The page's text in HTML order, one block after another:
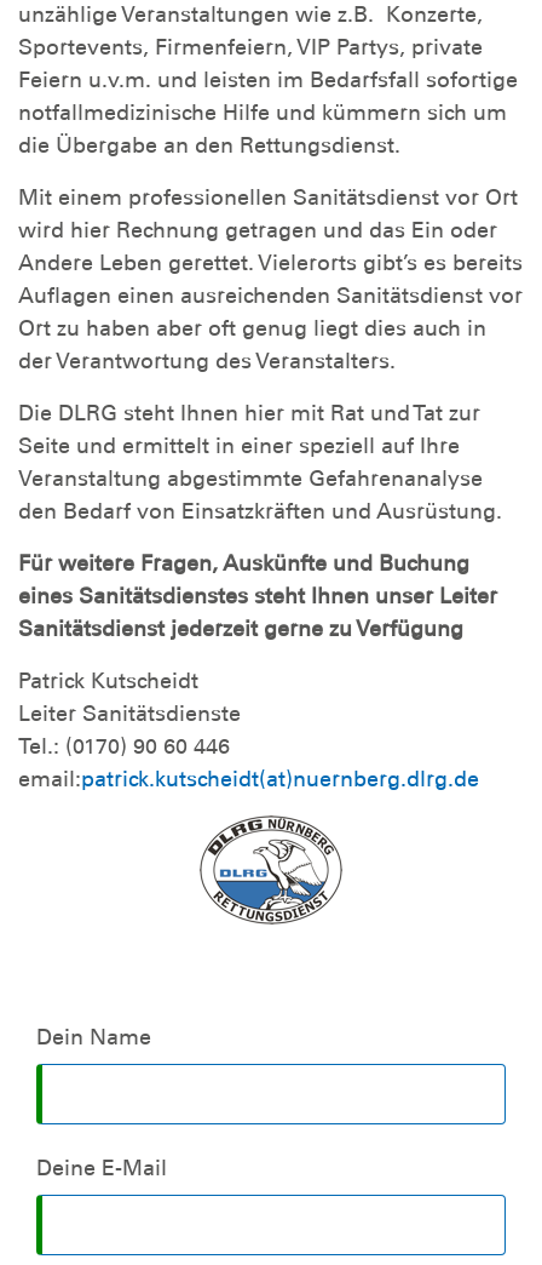
unzählige Veranstaltungen wie z.B. Konzerte,
Sportevents, Firmenfeiern, VIP Partys, private
Feiern u.v.m. und leisten im Bedarfsfall sofortige
notfallmedizinische Hilfe und kümmern sich um
die Übergabe an den Rettungsdienst.
Mit einem professionellen Sanitätsdienst vor Ort
wird hier Rechnung getragen und das Ein oder
Andere Leben gerettet. Vielerorts gibt’s es bereits
Auflagen einen ausreichenden Sanitätsdienst vor
Ort zu haben aber oft genug liegt dies auch in
der Verantwortung des Veranstalters.
Die DLRG steht Ihnen hier mit Rat und Tat zur
Seite und ermittelt in einer speziell auf Ihre
Veranstaltung abgestimmte Gefahrenanalyse
den Bedarf von Einsatzkräften und Ausrüstung.
Für weitere Fragen, Auskünfte und Buchung
eines Sanitätsdienstes steht Ihnen unser Leiter
Sanitätsdienst jederzeit gerne zu Verfügung
Patrick Kutscheidt
Leiter Sanitätsdienste
Tel.: (0170) 90 60 446
email:patrick.kutscheidt(at)nuernberg.dlrg.de
Dein Name
Deine E-Mail